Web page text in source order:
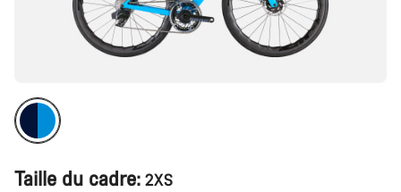
Taille du cadre: 2XS